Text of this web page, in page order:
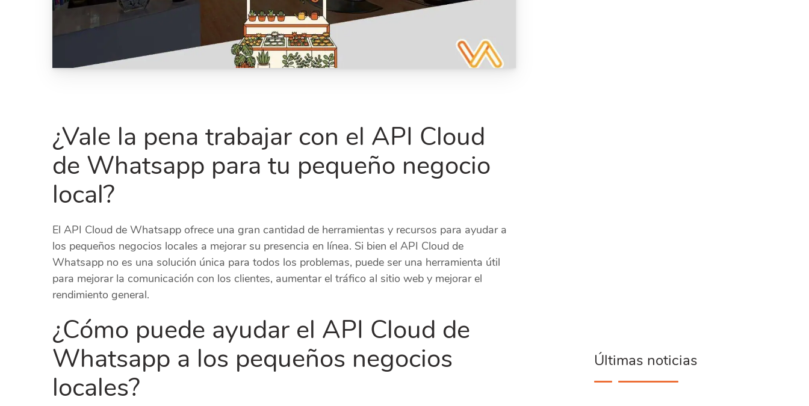
¿Vale la pena trabajar con el API Cloud
de Whatsapp para tu pequeño negocio
local?
El API Cloud de Whatsapp ofrece una gran cantidad de herramientas y recursos para ayudar a
los pequeños negocios locales a mejorar su presencia en línea. Si bien el API Cloud de
Whatsapp no es una solución única para todos los problemas, puede ser una herramienta útil
para mejorar la comunicación con los clientes, aumentar el tráfico al sitio web y mejorar el
rendimiento general.
¿Cómo puede ayudar el API Cloud de
Whatsapp a los pequeños negocios
locales?
Últimas noticias